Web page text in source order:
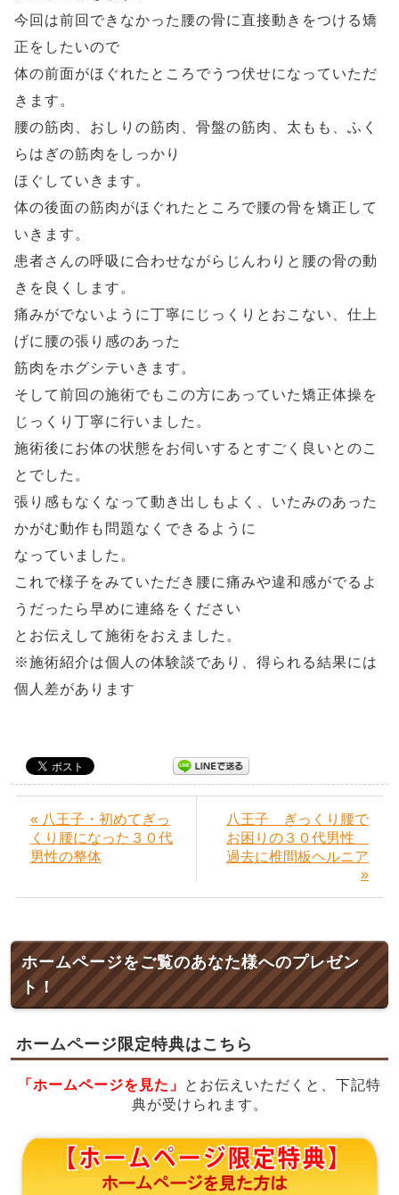
今回は前回できなかった腰の骨に直接動きをつける矯
正をしたいので
体の前面がほぐれたところでうつ伏せになっていただ
きます。
腰の筋肉、おしりの筋肉、骨盤の筋肉、太もも、ふく
らはぎの筋肉をしっかり
ほぐしていきます。
体の後面の筋肉がほぐれたところで腰の骨を矯正して
いきます。
患者さんの呼吸に合わせながらじんわりと腰の骨の動
きを良くします。
痛みがでないように丁寧にじっくりとおこない、仕上
げに腰の張り感のあった
筋肉をホグシテいきます。
そして前回の施術でもこの方にあっていた矯正体操を
じっくり丁寧に行いました。
施術後にお体の状態をお伺いするとすごく良いとのこ
とでした。
張り感もなくなって動き出しもよく、いたみのあった
かがむ動作も問題なくできるように
なっていました。
これで様子をみていただき腰に痛みや違和感がでるよ
うだったら早めに連絡をください
とお伝えして施術をおえました。
※施術紹介は個人の体験談であり、得られる結果には
個人差があります
« 八王子・初めてぎっ
くり腰になった３０代
男性の整体
八王子 ぎっくり腰で
お困りの３０代男性
過去に椎間板ヘルニア
»
ホームページをご覧のあなた様へのプレゼン
ト！
ホームページ限定特典はこちら
「ホームページを見た」
とお伝えいただくと、下記特
典が受けられます。